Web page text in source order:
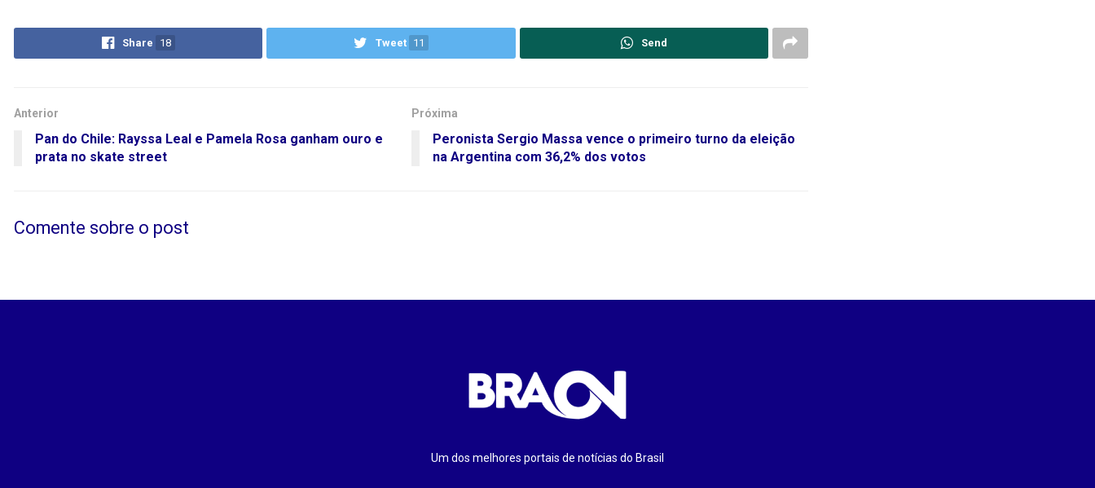
Share 18 Tweet 11 Send
Anterior
Pan do Chile: Rayssa Leal e Pamela Rosa ganham ouro e
prata no skate street
Próxima
Peronista Sergio Massa vence o primeiro turno da eleição
na Argentina com 36,2% dos votos
Comente sobre o post
Um dos melhores portais de notícias do Brasil